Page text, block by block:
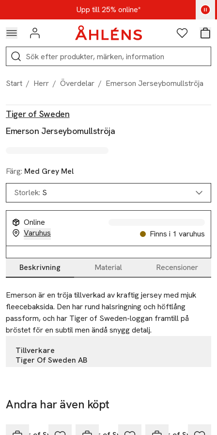
Hoppa till navigationsmenynUpp till 25% online*
Kod: AUG25 - Shoppa nu
Logga in Favoriter
Sök
Start / Herr / Överdelar / Emerson Jerseybomullströja
Tiger of Sweden
Emerson Jerseybomullströja
Färg: Med Grey Mel
Storlek: S
Online
Varuhus
Finns i 1 varuhus
Beskrivning Material Recensioner
Beskrivning
Emerson är en tröja tillverkad av kraftig jersey med mjuk
fleecebaksida. Den har rund halsringning och höftlång
passform, och har Tiger of Sweden-loggan framtill på
bröstet för en subtil men ändå snygg detalj.
Tillverkare
Tiger Of Sweden AB
Sweden
Andra har även köpt